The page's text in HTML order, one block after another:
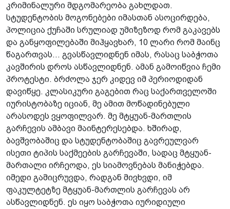
კრიმინალური მდგომარეობა გახლდათ.
სტუდენტობის მოგონებები იმასთან ასოცირდება,
პოლიცია ქუჩაში სრულიად უმიზეზოდ რომ გაკავებს
და განყოფილებაში მიჰყავხარ, 10 ლარი რომ მაინც
წაგართვას... გვასწავლიდნენ იმას, რასაც საბჭოთა
კავშირის დროს ასწავლიდნენ. ამან გამოიწვია ჩემი
პროტესტი. ბრძოლა ჯერ კიდევ იმ პერიოდიდან
დავიწყე. კლასიკური გაგებით რაც საქართველოში
იურისტობაზე იციან, მე ამით მოწადინებული
არასოდეს ვყოფილვარ. მე მტყუან-მართლის
გარჩევის ამბავი მაინტერესებდა. ხშირად,
ბავშვობაშიც და სტუდენტობაშიც გავრეულვარ
ისეთი ტიპის საქმეების გარჩევაში, სადაც მტყუან-
მართალი ირჩეოდა, ეს სიამოვნებას მანიჭებდა.
იმედი გამიცრუვდა, რადგან მივხვდი, იმ
ფაკულტეტზე მტყუან-მართლის გარჩევას არ
ასწავლიდნენ. ეს იყო საბჭოთა იურიდიული